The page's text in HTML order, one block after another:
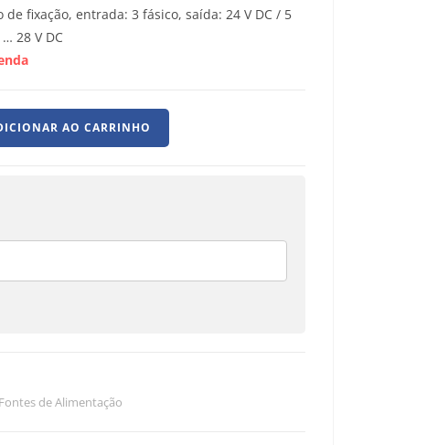
fixação, entrada: 3 fásico, saída: 24 V DC / 5
28 V DC
AO CARRINHO
Fontes de Alimentação